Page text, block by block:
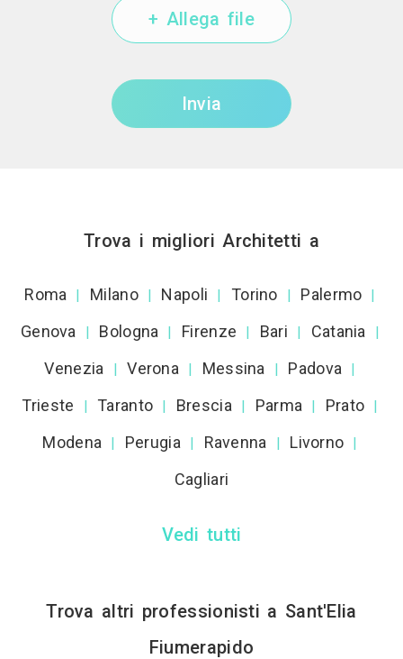
+ Allega file
Invia
Trova i migliori Architetti a
Roma | Milano | Napoli | Torino | Palermo |
Genova | Bologna | Firenze | Bari | Catania |
Venezia | Verona | Messina | Padova |
Trieste | Taranto | Brescia | Parma | Prato |
Modena | Perugia | Ravenna | Livorno |
Cagliari
Vedi tutti
Trova altri professionisti a Sant'Elia
Fiumerapido